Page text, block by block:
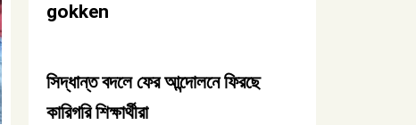
gokken
সিদ্ধান্ত বদলে ফের আন্দোলনে ফিরছে
কারিগরি শিক্ষার্থীরা